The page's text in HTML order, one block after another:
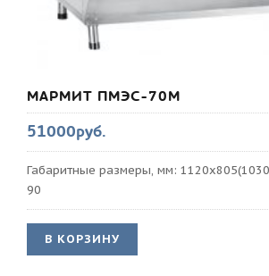
МАРМИТ ПМЭС-70М
51000руб.
Габаритные размеры, мм:
90
В КОРЗИНУ